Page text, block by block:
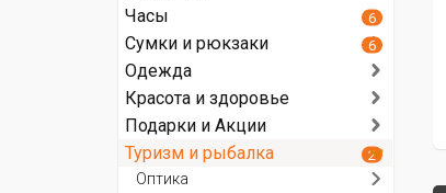
Часы 6
Сумки и рюкзаки 6
Одежда
Красота и здоровье
Подарки и Акции
Туризм и рыбалка
2
Оптика